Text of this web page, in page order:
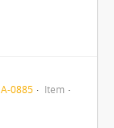
0885
Item